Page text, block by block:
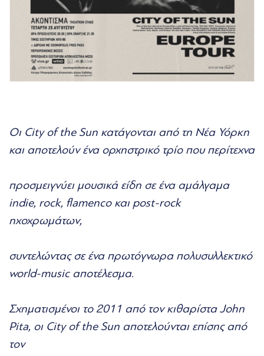
Οι City of the Sun κατάγονται από τη Νέα Υόρκη
και αποτελούν ένα ορχηστρικό τρίο που περίτεχνα
προσμειγνύει μουσικά είδη σε ένα αμάλγαμα
indie, rock, flamenco και post-rock
ηχοχρωμάτων,
συντελώντας σε ένα πρωτόγνωρα πολυσυλλεκτικό
world-music αποτέλεσμα.
Σχηματισμένοι το 2011 από τον κιθαρίστα John
Pita, οι City of the Sun αποτελούνται επίσης από
τον